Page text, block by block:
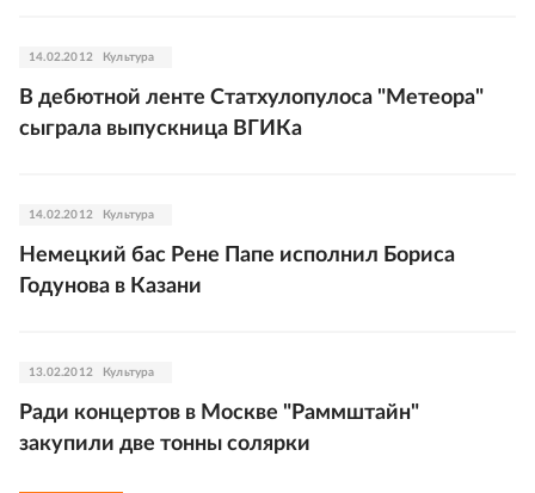
14.02.2012 Культура
В дебютной ленте Статхулопулоса "Метеора"
сыграла выпускница ВГИКа
14.02.2012 Культура
Немецкий бас Рене Папе исполнил Бориса
Годунова в Казани
13.02.2012 Культура
Ради концертов в Москве "Раммштайн"
закупили две тонны солярки